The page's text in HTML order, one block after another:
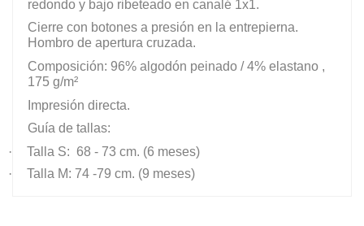
redondo y bajo ribeteado en canalé 1x1.
Cierre con botones a presión en la entrepierna.
Hombro de apertura cruzada.
Composición: 96% algodón peinado / 4% elastano ,
175 g/m²
Impresión directa.
Guía de tallas:
·
Talla S: 68 - 73 cm. (6 meses)
·
Talla M: 74 -79 cm. (9 meses)